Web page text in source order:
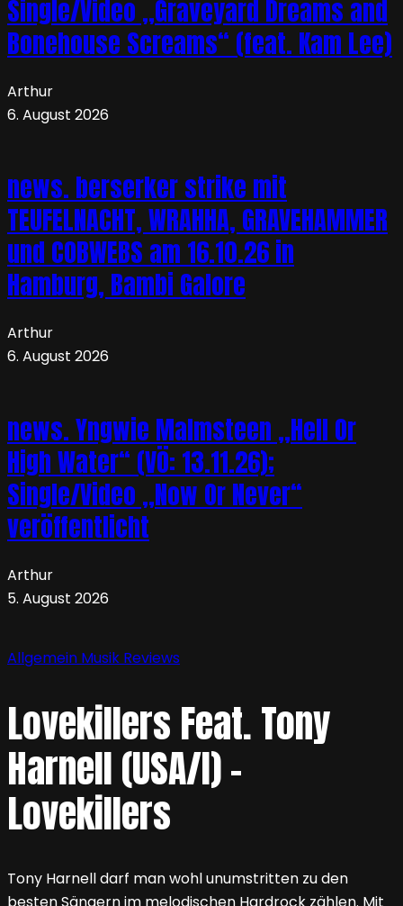
Single/Video „Graveyard Dreams and
Bonehouse Screams“ (feat. Kam Lee)
Arthur
6. August 2026
news. berserker strike mit
TEUFELNACHT, WRAHHA, GRAVEHAMMER
und COBWEBS am 16.10.26 in
Hamburg, Bambi Galore
Arthur
6. August 2026
news. Yngwie Malmsteen „Hell Or
High Water“ (VÖ: 13.11.26);
Single/Video „Now Or Never“
veröffentlicht
Arthur
5. August 2026
Allgemein Musik Reviews
Lovekillers Feat. Tony
Harnell (USA/I) –
Lovekillers
Tony Harnell darf man wohl unumstritten zu den